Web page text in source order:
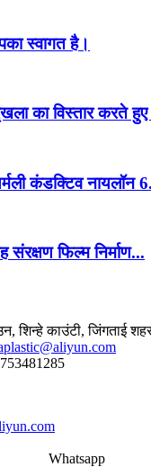
स्वागत है।
का विस्तार करते
कंडक्टिव नायलॉन
फिल्म निर्माण...
शिन्हे काउंटी, जिंगताई
Whatsapp